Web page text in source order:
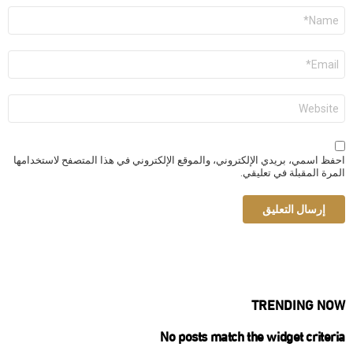
الاسم
البريد
الإلكتروني
*
الموقع
الإلكتروني
احفظ اسمي، بريدي الإلكتروني، والموقع الإلكتروني في هذا المتصفح لاستخدامها
المرة المقبلة في تعليقي.
TRENDING NOW
No posts match the widget criteria